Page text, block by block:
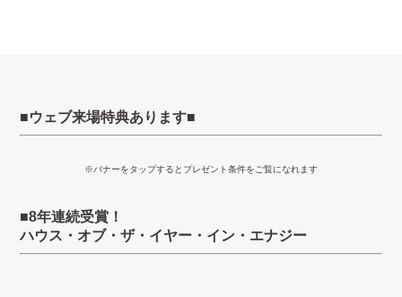
■ウェブ来場特典あります■
※バナーをタップするとプレゼント条件をご覧になれます
■8年連続受賞！
ハウス・オブ・ザ・イヤー・イン・エナジー